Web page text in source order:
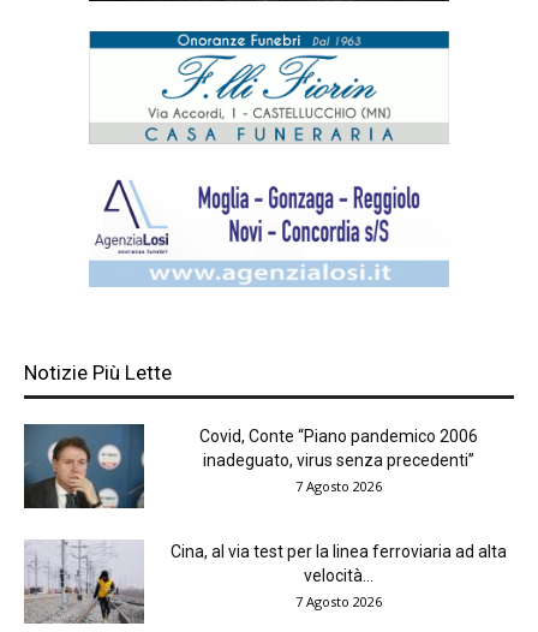
Notizie Più Lette
Covid, Conte “Piano pandemico 2006
inadeguato, virus senza precedenti”
7 Agosto 2026
Cina, al via test per la linea ferroviaria ad alta
velocità...
7 Agosto 2026